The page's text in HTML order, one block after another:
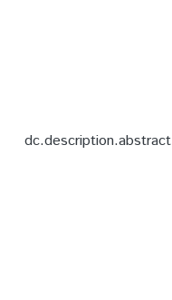
dc.description.abstract